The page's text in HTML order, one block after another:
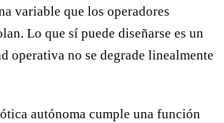
variable que los operadores
Lo que sí puede diseñarse es un
operativa no se degrade linealmente
autónoma cumple una función